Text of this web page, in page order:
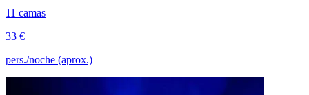
11 camas
33 €
pers./noche (aprox.)